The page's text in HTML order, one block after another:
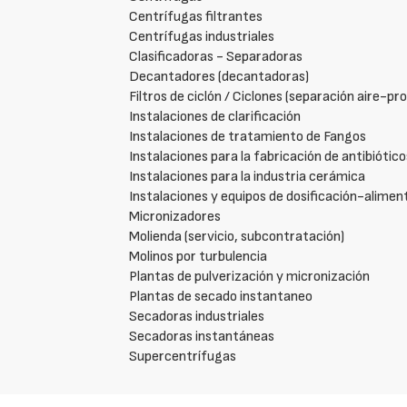
Centrífugas filtrantes
Centrífugas industriales
Clasificadoras - Separadoras
Decantadores (decantadoras)
Filtros de ciclón / Ciclones (separación aire-
Instalaciones de clarificación
Instalaciones de tratamiento de Fangos
Instalaciones para la fabricación de
Instalaciones para la industria cerámica
Instalaciones y equipos de dosificación-
Micronizadores
Molienda (servicio, subcontratación)
Molinos por turbulencia
Plantas de pulverización y micronización
Plantas de secado instantaneo
Secadoras industriales
Secadoras instantáneas
Supercentrífugas